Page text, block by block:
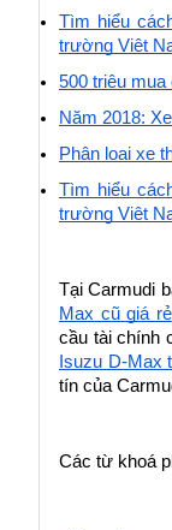
Tìm hiểu
trường Việt
500 triệu mua
Năm 2018:
Phân loại xe
Tìm hiểu
trường Việt
Tại Carmudi
Max cũ giá rẻ
cầu tài chính
Isuzu D-Max
tín của
Các từ khoá